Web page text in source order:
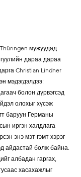
мужуудад
дараа дараа
Christian Lindner
мэдэгдэлдээ:
болон дүрвэгсэд
олохыг хүсэж
баруун Германы
иргэн халдлага
энэ мэт гэмт хэрэг
айдастай болж байна.
албадан гаргах,
хасахажлыг